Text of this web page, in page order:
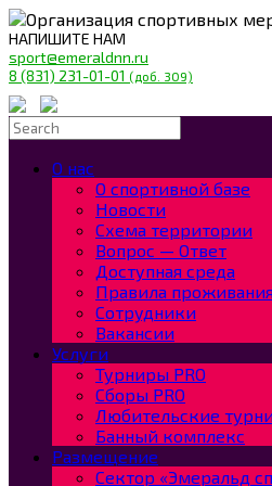
Организация спортивных
НАПИШИТЕ НАМ
sport@emeraldnn.ru
8 (831) 231-01-01 (доб. 309)
О нас
О спортивной базе
Новости
Схема территории
Вопрос — Ответ
Доступная среда
Правила
Сотрудники
Вакансии
Услуги
Турниры PRO
Сборы PRO
Любительские
Банный комплекс
Размещение
Сектор «Эмеральд